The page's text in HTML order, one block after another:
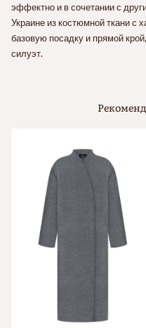
эффектно и в сочетании с
Украине из костюмной ткани с
базовую посадку и прямой
силуэт.